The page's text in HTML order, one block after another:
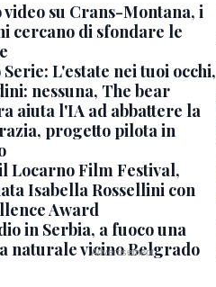
video su Crans-Montana, i
cercano di sfondare le
Serie: L'estate nei tuoi occhi,
nessuna, The bear
aiuta l'IA ad abbattere la
progetto pilota in
Locarno Film Festival,
Isabella Rossellini con
Award
in Serbia, a fuoco una
naturale vicino Belgrado